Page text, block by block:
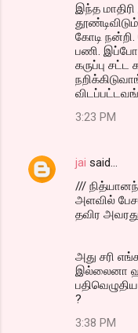
இந்த
கோடி
பணி.
கருப்பு சட்ட
3:23 PM
jai said…
///
அளவில்
தவிர
அது சரி
இல்லைனா
?
3:38 PM